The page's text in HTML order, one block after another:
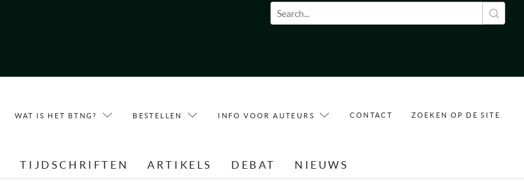
Zoekveld
WAT IS HET BTNG? BESTELLEN INFO VOOR AUTEURS CONTACT ZOEKEN OP DE SITE
TIJDSCHRIFTEN ARTIKELS DEBAT NIEUWS